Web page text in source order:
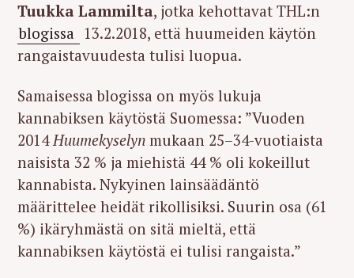
Tuukka Lammilta, jotka kehottavat THL:n
blogissa 13.2.2018, että huumeiden käytön
rangaistavuudesta tulisi luopua.
Samaisessa blogissa on myös lukuja
kannabiksen käytöstä Suomessa: ”Vuoden
2014 Huumekyselyn mukaan 25–34-vuotiaista
naisista 32 % ja miehistä 44 % oli kokeillut
kannabista. Nykyinen lainsäädäntö
määrittelee heidät rikollisiksi. Suurin osa (61
%) ikäryhmästä on sitä mieltä, että
kannabiksen käytöstä ei tulisi rangaista.”